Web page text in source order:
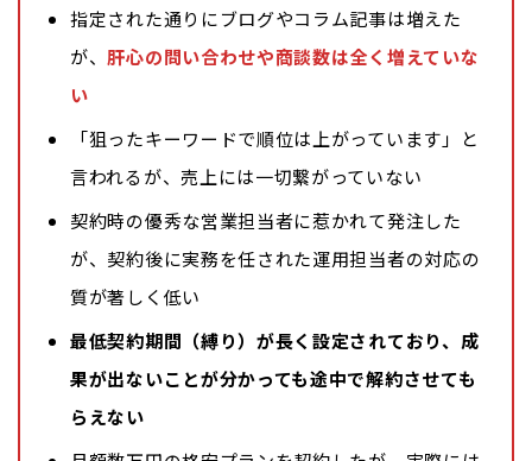
指定された通りにブログやコラム記事は増えた
が、 肝心の問い合わせや商談数は全く増えていな
い
「狙ったキーワードで順位は上がっています」と
言われるが、売上には一切繋がっていない
契約時の優秀な営業担当者に惹かれて発注した
が、契約後に実務を任された運用担当者の対応の
質が著しく低い
最低契約期間（縛り）が長く設定されており、成
果が出ないことが分かっても途中で解約させても
らえない